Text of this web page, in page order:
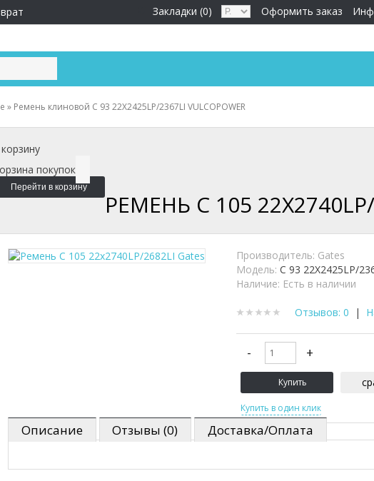
Оформить заказ
Закладки (0)
» Ремень клиновой C 93 22X2425LP/2367LI VULCOPOWER
покупок
Перейти в корзину
РЕМЕНЬ C 105
Производитель: Gates
Модель: C 93 22X2425LP/
Наличие: Есть в наличии
Отзывов: 0 |
Описание Отзывы (0) Доставка/Оплата